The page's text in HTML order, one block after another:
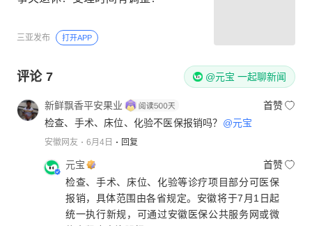
三亚发布 打开APP
评论 7 @元宝 一起聊新闻
新鲜飘香平安果业
首赞
检查、手术、床位、化验不医保报销吗？ @元宝
安徽网友 6月4日 回复
元宝
首赞
检查、手术、床位、化验等诊疗项目部分可医保
报销，具体范围由各省规定。安徽将于7月1日起
统一执行新规，可通过安徽医保公共服务网或微